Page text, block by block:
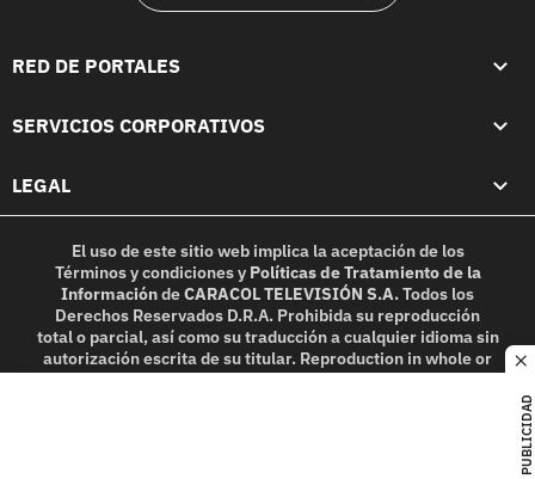
PUBLICIDAD
RED DE PORTALES
SERVICIOS CORPORATIVOS
LEGAL
El uso de este sitio web implica la aceptación de los
Términos y condicionesy Políticas de Tratamiento de la
InformacióndeCARACOL TELEVISIÓN S.A.Todos los
Derechos Reservados D.R.A. Prohibida su reproducción
total o parcial, así como su traducción a cualquier idioma sin
autorización escrita de su titular. Reproduction in whole or